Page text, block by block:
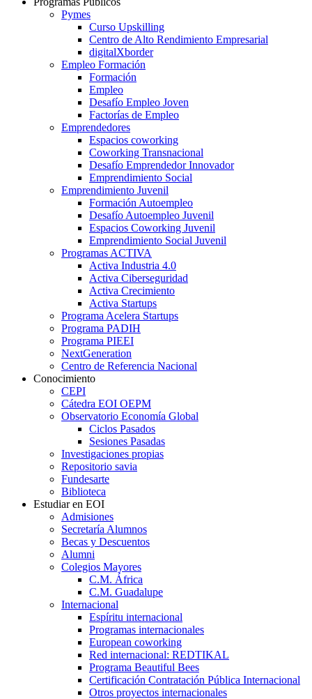
Pymes
Curso Upskilling
Centro de Alto Rendimiento Empresarial
digitalXborder
Empleo Formación
Formación
Empleo
Desafío Empleo Joven
Factorías de Empleo
Emprendedores
Espacios coworking
Coworking Transnacional
Desafío Emprendedor Innovador
Emprendimiento Social
Emprendimiento Juvenil
Formación Autoempleo
Desafío Autoempleo Juvenil
Espacios Coworking Juvenil
Emprendimiento Social Juvenil
Programas ACTIVA
Activa Industria 4.0
Activa Ciberseguridad
Activa Crecimiento
Activa Startups
Programa Acelera Startups
Programa PADIH
Programa PIEEI
NextGeneration
Centro de Referencia Nacional
Conocimiento
CEPI
Cátedra EOI OEPM
Observatorio Economía Global
Ciclos Pasados
Sesiones Pasadas
Investigaciones propias
Repositorio savia
Fundesarte
Biblioteca
Estudiar en EOI
Admisiones
Secretaría Alumnos
Becas y Descuentos
Alumni
Colegios Mayores
C.M. África
C.M. Guadalupe
Internacional
Espíritu internacional
Programas internacionales
European coworking
Red internacional: REDTIKAL
Programa Beautiful Bees
Certificación Contratación Pública Internacional
Otros proyectos internacionales